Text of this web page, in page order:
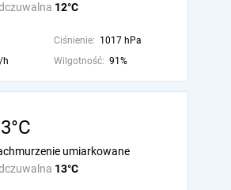
12°C
Ciśnienie: 1017 hPa
h Wilgotność: 91%
13°C
umiarkowane